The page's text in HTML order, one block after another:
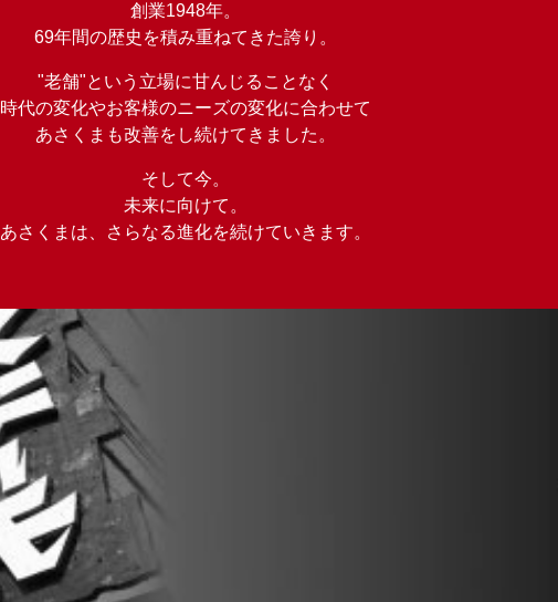
創業1948年。
69年間の歴史を積み重ねてきた誇り。
"老舗"という立場に甘んじることなく
時代の変化やお客様のニーズの変化に合わせて
あさくまも改善をし続けてきました。
そして今。
未来に向けて。
あさくまは、さらなる進化を続けていきます。